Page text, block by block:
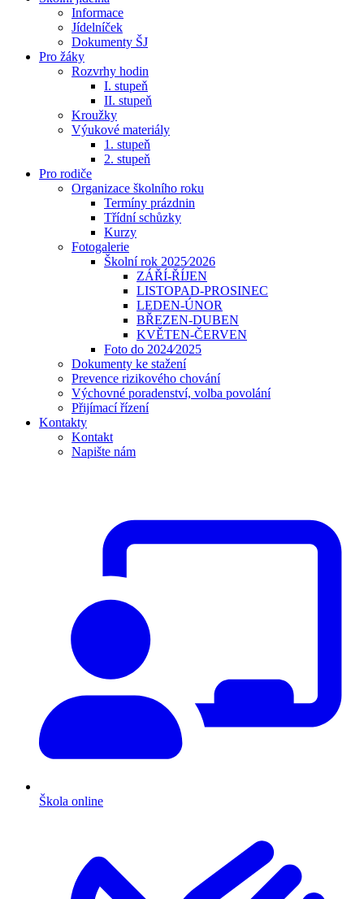
Informace
Jídelníček
Dokumenty ŠJ
Pro žáky
Rozvrhy hodin
I. stupeň
II. stupeň
Kroužky
Výukové materiály
1. stupeň
2. stupeň
Pro rodiče
Organizace školního roku
Termíny prázdnin
Třídní schůzky
Kurzy
Fotogalerie
Školní rok 2025⁄2026
ZÁŘÍ-ŘÍJEN
LISTOPAD-PROSINEC
LEDEN-ÚNOR
BŘEZEN-DUBEN
KVĚTEN-ČERVEN
Foto do 2024⁄2025
Dokumenty ke stažení
Prevence rizikového chování
Výchovné poradenství, volba povolání
Přijímací řízení
Kontakty
Kontakt
Napište nám
Škola online